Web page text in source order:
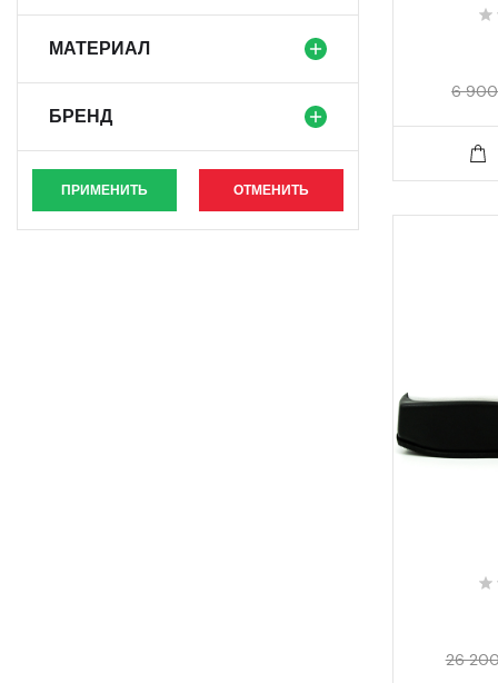
МАТЕРИАЛ
БРЕНД
ПРИМЕНИТЬ ОТМЕНИТЬ
6
26